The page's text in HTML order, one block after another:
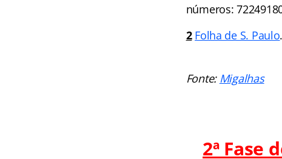
números:
2 Folha de S. Paulo.
Fonte: Migalhas
2ª Fase